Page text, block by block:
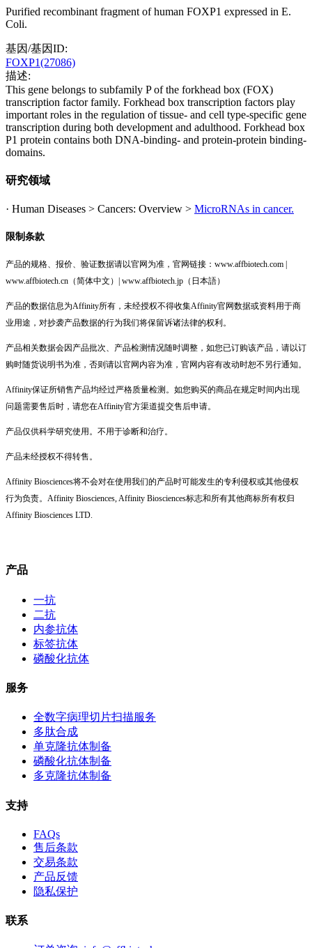
Purified recombinant fragment of human FOXP1 expressed in E.
Coli.
基因/基因ID:
FOXP1(27086)
描述:
This gene belongs to subfamily P of the forkhead box (FOX)
transcription factor family. Forkhead box transcription factors play
important roles in the regulation of tissue- and cell type-specific gene
transcription during both development and adulthood. Forkhead box
P1 protein contains both DNA-binding- and protein-protein binding-
domains.
研究领域
· Human Diseases > Cancers: Overview > MicroRNAs in cancer.
限制条款
产品的规格、报价、验证数据请以官网为准，官网链接：www.affbiotech.com |
www.affbiotech.cn（简体中文）| www.affbiotech.jp（日本語）
产品的数据信息为Affinity所有，未经授权不得收集Affinity官网数据或资料用于商
业用途，对抄袭产品数据的行为我们将保留诉诸法律的权利。
产品相关数据会因产品批次、产品检测情况随时调整，如您已订购该产品，请以订
购时随货说明书为准，否则请以官网内容为准，官网内容有改动时恕不另行通知。
Affinity保证所销售产品均经过严格质量检测。如您购买的商品在规定时间内出现
问题需要售后时，请您在Affinity官方渠道提交售后申请。
产品仅供科学研究使用。不用于诊断和治疗。
产品未经授权不得转售。
Affinity Biosciences将不会对在使用我们的产品时可能发生的专利侵权或其他侵权
行为负责。Affinity Biosciences, Affinity Biosciences标志和所有其他商标所有权归
Affinity Biosciences LTD.
产品
一抗
二抗
内参抗体
标签抗体
磷酸化抗体
服务
全数字病理切片扫描服务
多肽合成
单克隆抗体制备
磷酸化抗体制备
多克隆抗体制备
支持
FAQs
售后条款
交易条款
产品反馈
隐私保护
联系